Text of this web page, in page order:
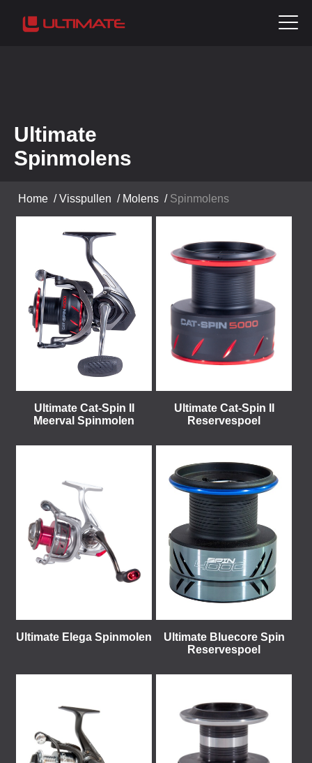
Ultimate
Spinmolens
Home /Visspullen / Molens / Spinmolens
Ultimate Cat-Spin II
Meerval Spinmolen
Ultimate Cat-Spin II
Reservespoel
Ultimate Elega Spinmolen
Ultimate Bluecore Spin
Reservespoel